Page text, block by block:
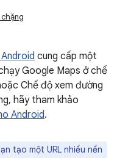
cung cấp một
Google Maps ở chế
Chế độ xem đường
hãy tham khảo
Android.
tạo một URL nhiều nền